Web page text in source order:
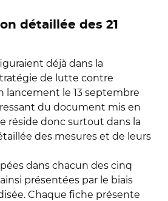
détaillée des 21
déjà dans la
de lutte contre
lancement le 13 septembre
du document mis en
réside donc surtout dans la
des mesures et de leurs
dans chacun des cinq
présentées par le biais
Chaque fiche présente